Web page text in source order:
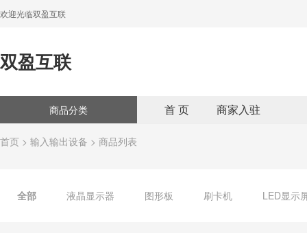
欢迎光临双盈互联
双盈互联
商品分类 首 页 商家入驻
首页 > 输入输出设备 > 商品列表
全部 液晶显示器 图形板 刷卡机 LED显示